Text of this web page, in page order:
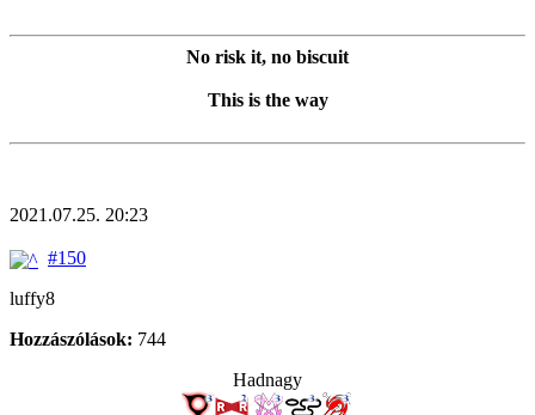
No risk it, no biscuit
This is the way
2021.07.25. 20:23
#150
luffy8
Hozzászólások: 744
Hadnagy